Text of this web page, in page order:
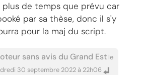
de temps que prévu car
par sa thèse, donc il s'y
pour la maj du script.
sans avis du Grand Est le
30 septembre 2022 à 22h06